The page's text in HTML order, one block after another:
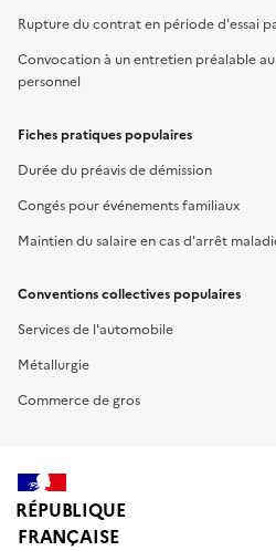
Rupture du contrat en période d'essai
Convocation à un entretien préalable
personnel
Fiches pratiques populaires
Durée du préavis de démission
Congés pour événements familiaux
Maintien du salaire en cas d'arrêt
Conventions collectives populaires
Services de l'automobile
Métallurgie
Commerce de gros
RÉPUBLIQUE
FRANÇAISE